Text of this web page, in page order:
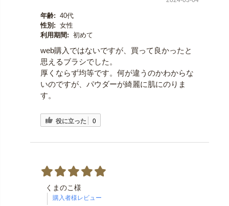
年齢: 40代
性別: 女性
利用期間: 初めて
web購入ではないですが、買って良かったと
思えるブラシでした。
厚くならず均等です。何が違うのかわからな
いのですが、パウダーが綺麗に肌にのりま
す。
役に立った 0
くまのこ様